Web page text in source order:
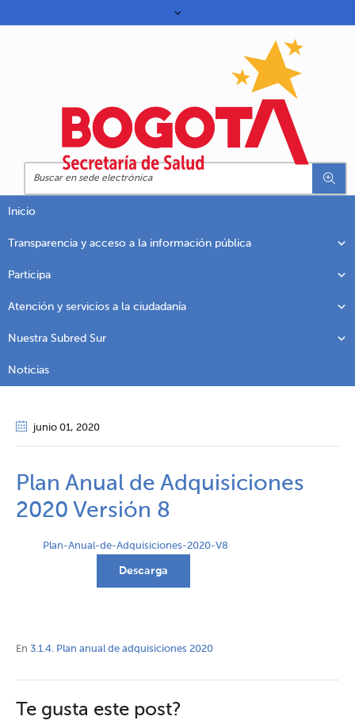
Inicio
Transparencia y acceso a la información pública
Participa
Atención y servicios a la ciudadanía
Nuestra Subred Sur
Noticias
junio 01, 2020
Plan Anual de Adquisiciones
2020 Versión 8
Plan-Anual-de-Adquisiciones-2020-V8
Descarga
En 3.1.4. Plan anual de adquisiciones 2020
Te gusta este post?